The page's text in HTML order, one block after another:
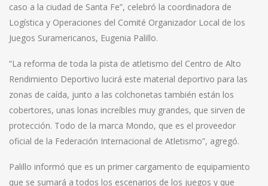
caso a la ciudad de Santa Fe”, celebró la coordinadora de
Logística y Operaciones del Comité Organizador Local de los
Juegos Suramericanos, Eugenia Palillo.
“La reforma de toda la pista de atletismo del Centro de Alto
Rendimiento Deportivo lucirá este material deportivo para las
zonas de caída, junto a las colchonetas también están los
cobertores, unas lonas increíbles muy grandes, que sirven de
protección. Todo de la marca Mondo, que es el proveedor
oficial de la Federación Internacional de Atletismo”, agregó.
Palillo informó que es un primer cargamento de equipamiento
que se sumará a todos los escenarios de los juegos y que